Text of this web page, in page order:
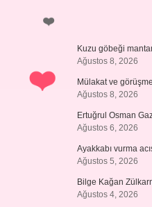
Kuzu göbeği
Ağustos 8, 2026
Mülakat ve
Ağustos 8, 2026
Ertuğrul Osman
Ağustos 6, 2026
Ayakkabı vurma
Ağustos 5, 2026
Bilge Kağan
Ağustos 4, 2026